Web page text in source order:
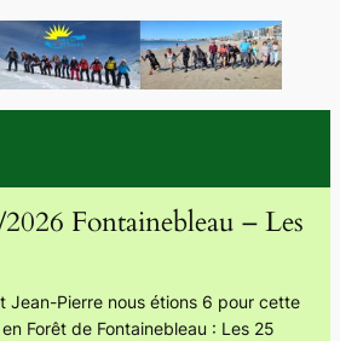
Fontainebleau – Les
Jean-Pierre nous étions 6 pour cette
Forêt de Fontainebleau : Les 25